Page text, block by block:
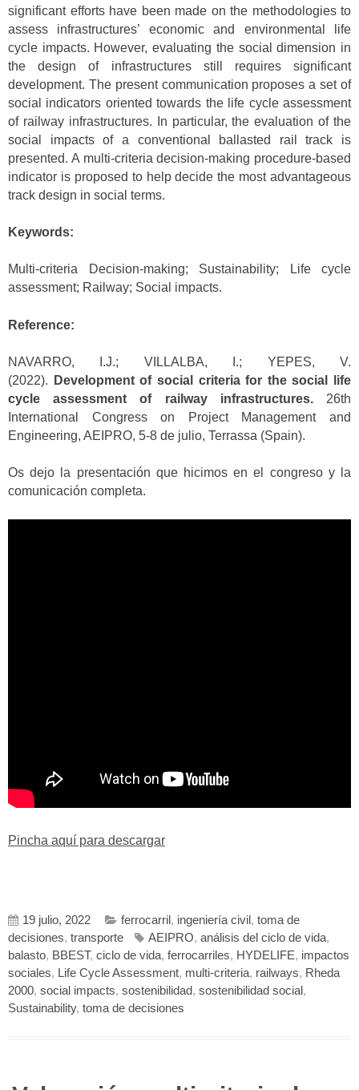
significant efforts have been made on the methodologies to
assess infrastructures’ economic and environmental life
cycle impacts. However, evaluating the social dimension in
the design of infrastructures still requires significant
development. The present communication proposes a set of
social indicators oriented towards the life cycle assessment
of railway infrastructures. In particular, the evaluation of the
social impacts of a conventional ballasted rail track is
presented. A multi-criteria decision-making procedure-based
indicator is proposed to help decide the most advantageous
track design in social terms.
Keywords:
Multi-criteria Decision-making; Sustainability; Life cycle
assessment; Railway; Social impacts.
Reference:
NAVARRO, I.J.; VILLALBA, I.; YEPES, V.
(2022).
Development of social criteria for the social life
cycle assessment of railway infrastructures.26th
International Congress on Project Management and
Engineering, AEIPRO, 5-8 de julio, Terrassa (Spain).
Os dejo la presentación que hicimos en el congreso y la
comunicación completa.
Pincha aquí para descargar
19 julio, 2022 ferrocarril , ingeniería civil , toma de
decisiones, transporte AEIPRO, análisis del ciclo de vida,
balasto, BBEST, ciclo de vida, ferrocarriles, HYDELIFE, impactos
sociales, Life Cycle Assessment, multi-criteria, railways, Rheda
2000, social impacts, sostenibilidad, sostenibilidad social ,
Sustainability, toma de decisiones